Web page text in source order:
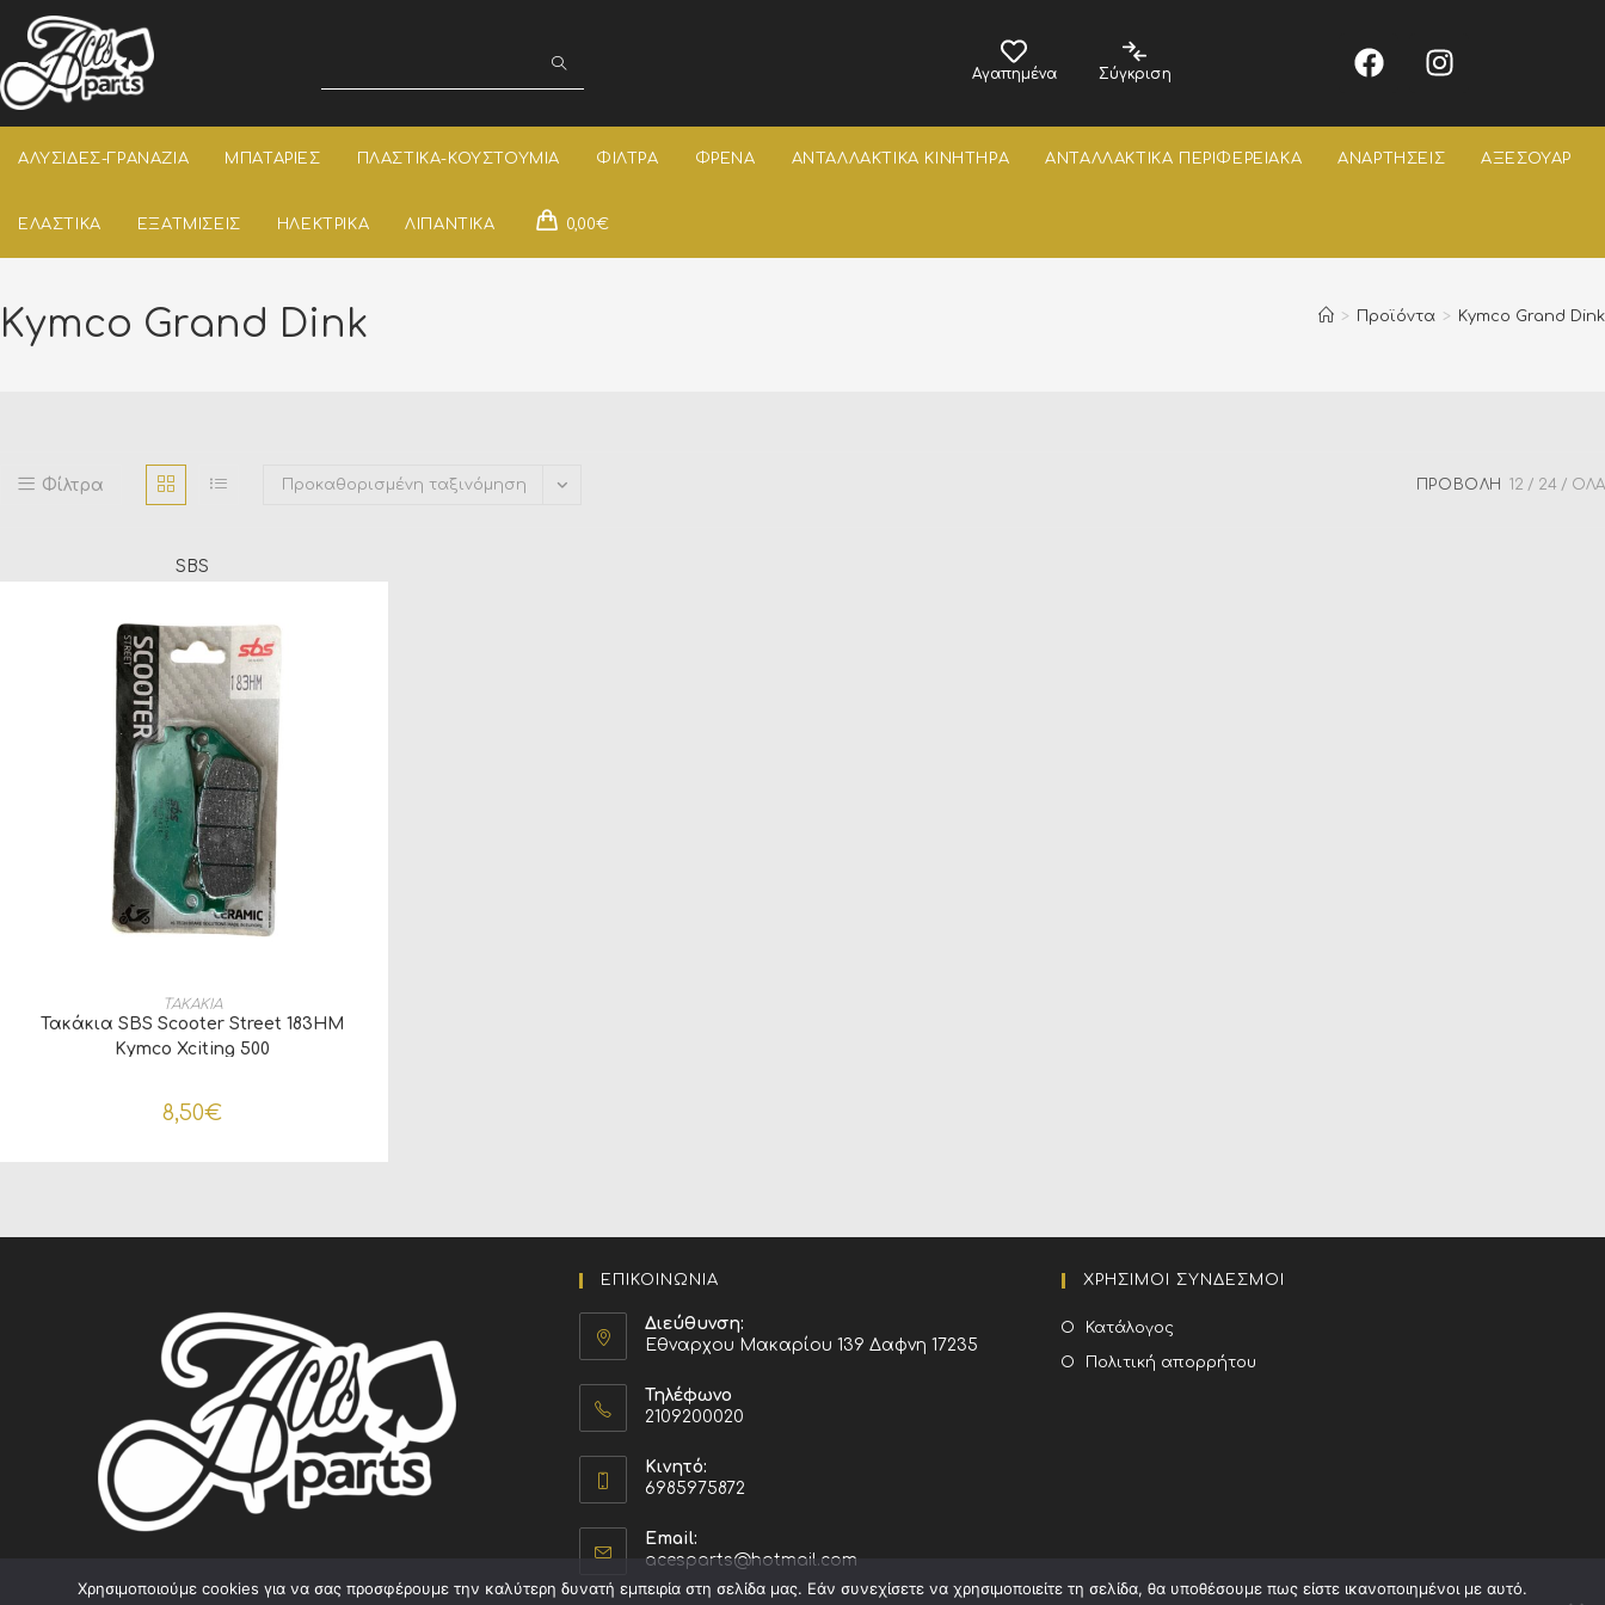
Αγαπημένα Σύγκριση
ΑΛΥΣΙΔΕΣ-ΓΡΑΝΑΖΙΑ ΜΠΑΤΑΡΙΕΣ ΠΛΑΣΤΙΚΑ-ΚΟΥΣΤΟΥΜΙΑ ΦΙΛΤΡΑ ΦΡΕΝΑ ΑΝΤΑΛΛΑΚΤΙΚΑ ΚΙΝΗΤΗΡΑ ΑΝΤΑΛΛΑΚΤΙΚΑ ΠΕΡΙΦΕΡΕΙΑΚΑ ΑΝΑΡΤΗΣΕΙΣ ΑΞΕΣΟΥΑΡ
ΕΛΑΣΤΙΚΑ ΕΞΑΤΜΙΣΕΙΣ ΗΛΕΚΤΡΙΚΑ ΛΙΠΑΝΤΙΚΑ 0,00€
Kymco Grand Dink > Προϊόντα > Kymco Grand Dink
Φίλτρα Προκαθορισμένη ταξινόμηση ΠΡΟΒΟΛΉ 12 24 ΌΛΑ
SBS
ΠΡΟΣΘΉΚΗ ΣΤΟ ΚΑΛΆΘΙ
ΤΑΚΑΚΙΑ
Τακάκια SBS Scooter Street 183HM
Kymco Xciting 500
8,50€
ΕΠΙΚΟΙΝΩΝΙΑ
Διεύθυνση:
Εθναρχου Μακαρίου 139 Δαφνη 17235
Τηλέφωνο
2109200020
Κινητό:
6985975872
Email:
acesparts@hotmail.com
ΧΡΗΣΙΜΟΙ ΣΥΝΔΕΣΜΟΙ
Κατάλογος
Πολιτική απορρήτου
Χρησιμοποιούμε cookies για να σας προσφέρουμε την καλύτερη δυνατή εμπειρία στη σελίδα μας. Εάν συνεχίσετε να χρησιμοποιείτε τη σελίδα, θα υποθέσουμε πως είστε ικανοποιημένοι με αυτό.